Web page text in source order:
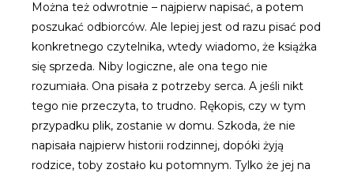
Można też odwrotnie – najpierw napisać, a potem
poszukać odbiorców. Ale lepiej jest od razu pisać pod
konkretnego czytelnika, wtedy wiadomo, że książka
się sprzeda. Niby logiczne, ale ona tego nie
rozumiała. Ona pisała z potrzeby serca. A jeśli nikt
tego nie przeczyta, to trudno. Rękopis, czy w tym
przypadku plik, zostanie w domu. Szkoda, że nie
napisała najpierw historii rodzinnej, dopóki żyją
rodzice, toby zostało ku potomnym. Tylko że jej na